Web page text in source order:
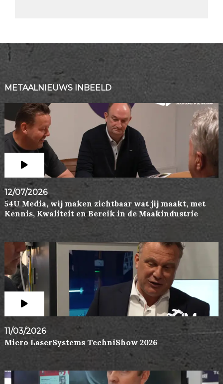
METAALNIEUWS INBEELD
12/07/2026
54U Media, wij maken zichtbaar wat jij maakt, met
Kennis, Kwaliteit en Bereik in de Maakindustrie
11/03/2026
Micro LaserSystems TechniShow 2026